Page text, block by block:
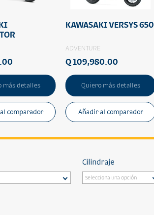
más detalles
comparador
KAWASAKI VERSYS 650
ADVENTURE
Q 109,980.00
Quiero más detalles
Añadir al comparador
Cilindraje